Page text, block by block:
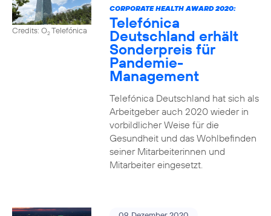
Credits: O2Telefónica
CORPORATE HEALTH AWARD 2020:
Telefónica
Deutschland erhält
Sonderpreis für
Pandemie-
Management
Telefónica Deutschland hat sich als
Arbeitgeber auch 2020 wieder in
vorbildlicher Weise für die
Gesundheit und das Wohlbefinden
seiner Mitarbeiterinnen und
Mitarbeiter eingesetzt.